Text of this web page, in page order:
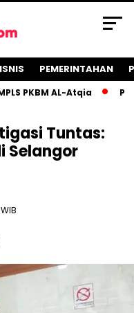
PEMERINTAHAN
PKBM AL-Atqia
Tuntas:
Selangor